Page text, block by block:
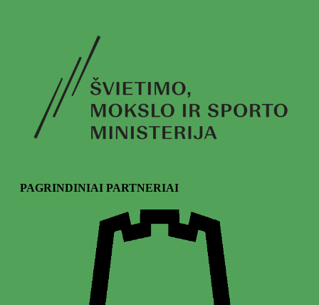
PAGRINDINIAI PARTNERIAI